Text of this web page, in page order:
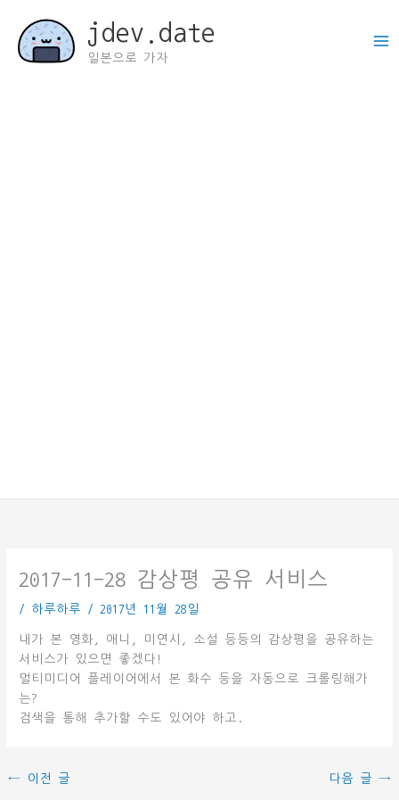
jdev.date
일본으로 가자
2017-11-28 감상평 공유 서비스
/ 하루하루 / 2017년 11월 28일
내가 본 영화, 애니, 미연시, 소설 등등의 감상평을 공유하는
서비스가 있으면 좋겠다!
멀티미디어 플레이어에서 본 화수 등을 자동으로 크롤링해가
는?
검색을 통해 추가할 수도 있어야 하고.
← 이전 글 다음 글 →